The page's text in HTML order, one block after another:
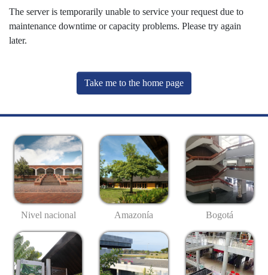
The server is temporarily unable to service your request due to
maintenance downtime or capacity problems. Please try again
later.
Take me to the home page
Nivel nacional Amazonía Bogotá